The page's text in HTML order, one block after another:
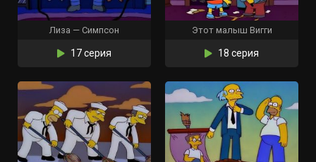
Лиза — Симпсон
17 серия
Этот малыш Вигги
18 серия